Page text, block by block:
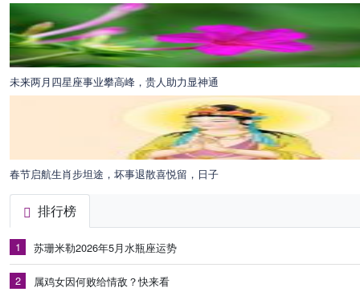
未来两月四星座事业攀高峰，贵人助力显神通
春节启航生肖步坦途，坏事退散喜悦留，日子
排行榜
1 苏珊米勒2026年5月水瓶座运势
2 属鸡女因何败给情敌？快来看